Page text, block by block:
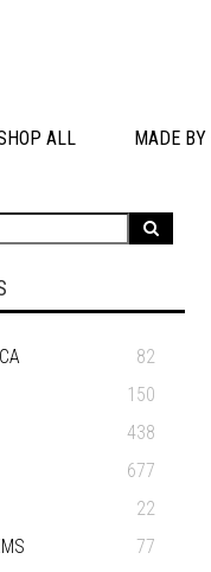
ALL MADE BY
82
150
438
677
22
77